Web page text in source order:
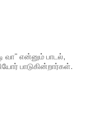
வா" என்னும் பாடல்,
பாடுகின்றார்கள்.